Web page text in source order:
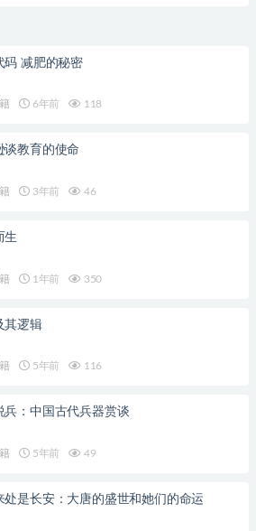
码 减肥的秘密
6年前 118
谈教育的使命
3年前 46
生
1年前 350
其逻辑
5年前 116
兵：中国古代兵器赏谈
5年前 49
处是长安：大唐的盛世和她们的命运